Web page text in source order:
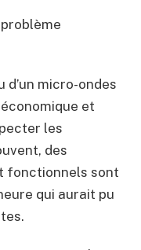
problème
d’un micro-ondes
économique et
les
des
fonctionnels sont
qui aurait pu